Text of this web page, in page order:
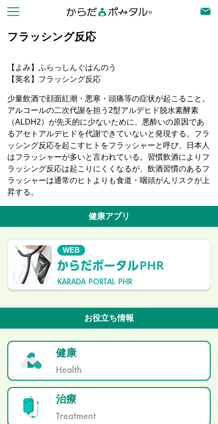
フラッシング反応
【よみ】ふらっしんぐはんのう
【英名】フラッシング反応
少量飲酒で顔面紅潮・悪寒・頭痛等の症状が起こること。
アルコールの二次代謝を担う2型アルデヒド脱水素酵素
（ALDH2）が先天的に少ないために、悪酔いの原因であ
るアセトアルデヒドを代謝できていないと発現する。フラ
ッシング反応を起こすヒトをフラッシャーと呼び、日本人
はフラッシャーが多いと言われている。習慣飲酒によりフ
ラッシング反応は起こりにくくなるが、飲酒習慣のあるフ
ラッシャーは通常のヒトよりも食道・咽頭がんリスクが上
昇する。
健康アプリ
WEB
KARADA PORTAL PHR
お役立ち情報
健康
Health
治療
Treatment